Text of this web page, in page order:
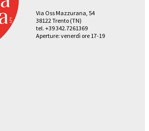
Via Oss Mazzurana, 54
38122 Trento (TN)
tel. +39 342.7261369
Aperture: venerdì ore 17-19